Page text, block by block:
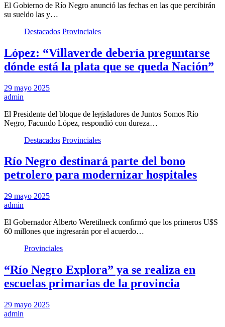
El Gobierno de Río Negro anunció las fechas en las que percibirán
su sueldo las y…
Destacados Provinciales
López: “Villaverde debería preguntarse
dónde está la plata que se queda Nación”
29 mayo 2025
admin
El Presidente del bloque de legisladores de Juntos Somos Río
Negro, Facundo López, respondió con dureza…
Destacados Provinciales
Río Negro destinará parte del bono
petrolero para modernizar hospitales
29 mayo 2025
admin
El Gobernador Alberto Weretilneck confirmó que los primeros U$S
60 millones que ingresarán por el acuerdo…
Provinciales
“Río Negro Explora” ya se realiza en
escuelas primarias de la provincia
29 mayo 2025
admin